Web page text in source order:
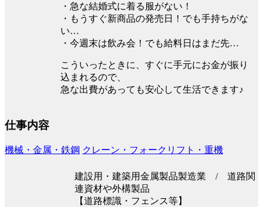
・急な結婚式に着る服がない！
・もうすぐ新商品の発売日！でも手持ちがな
い…
・今週末は飲み会！でも給料日はまだ先…
こういったときに、すぐに手元にお金が振り
込まれるので、
急な出費があっても安心して生活できます♪
仕事内容
機械・金属・鉄鋼 クレーン・フォークリフト・重機
建設用・建築用金属製品製造業 / 道路関
連資材や外構製品
【道路標識・フェンス等】